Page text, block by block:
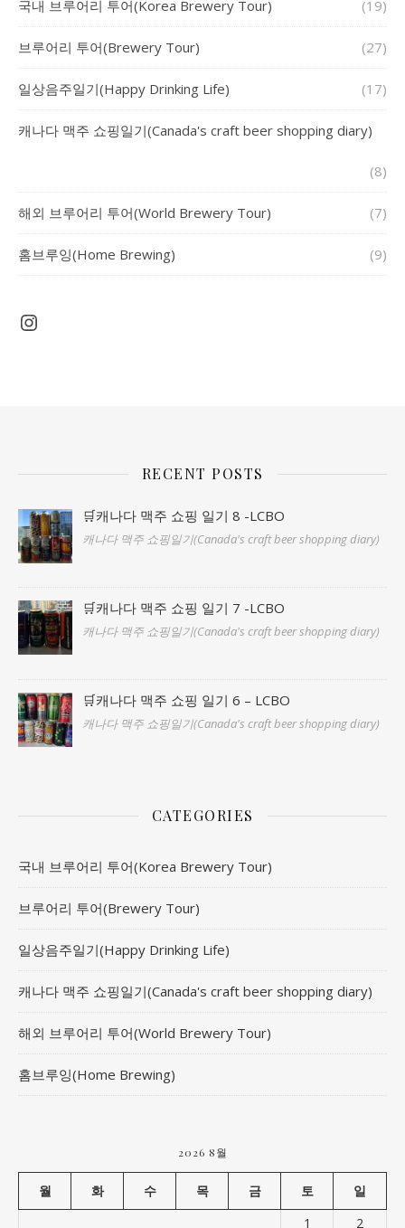
국내 브루어리 투어(Korea Brewery Tour) (19)
브루어리 투어(Brewery Tour) (27)
일상음주일기(Happy Drinking Life) (17)
캐나다 맥주 쇼핑일기(Canada's craft beer shopping diary)
(8)
해외 브루어리 투어(World Brewery Tour) (7)
홈브루잉(Home Brewing) (9)
Instagram
RECENT POSTS
🛒캐나다 맥주 쇼핑 일기 8 -LCBO
캐나다 맥주 쇼핑일기(Canada's craft beer shopping diary)
🛒캐나다 맥주 쇼핑 일기 7 -LCBO
캐나다 맥주 쇼핑일기(Canada's craft beer shopping diary)
🛒캐나다 맥주 쇼핑 일기 6 – LCBO
캐나다 맥주 쇼핑일기(Canada's craft beer shopping diary)
CATEGORIES
국내 브루어리 투어(Korea Brewery Tour)
브루어리 투어(Brewery Tour)
일상음주일기(Happy Drinking Life)
캐나다 맥주 쇼핑일기(Canada's craft beer shopping diary)
해외 브루어리 투어(World Brewery Tour)
홈브루잉(Home Brewing)
2026 8월
월 화 수 목 금 토
일
1
2